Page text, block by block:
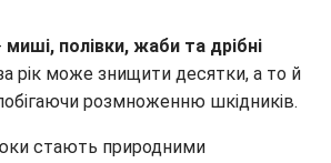
миші, полівки, жаби та дрібні
рік може знищити десятки, а то й
розмноженню шкідників.
стають природними